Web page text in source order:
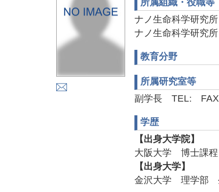
ナノ生命科学研究所
ナノ生命科学研究
教育分野
所属研究室等
副学長 TEL:
学歴
【出身大学院】
大阪大学 博士課
【出身大学】
金沢大学 理学部